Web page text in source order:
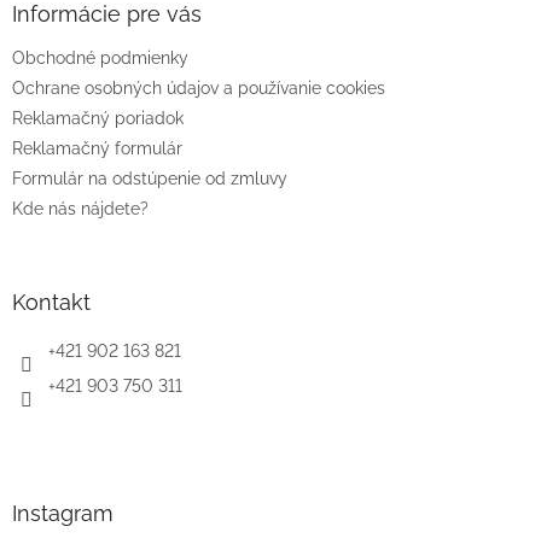
e
Informácie pre vás
Obchodné podmienky
Ochrane osobných údajov a používanie cookies
Reklamačný poriadok
Reklamačný formulár
Formulár na odstúpenie od zmluvy
Kde nás nájdete?
Kontakt
+421 902 163 821
+421 903 750 311
Instagram